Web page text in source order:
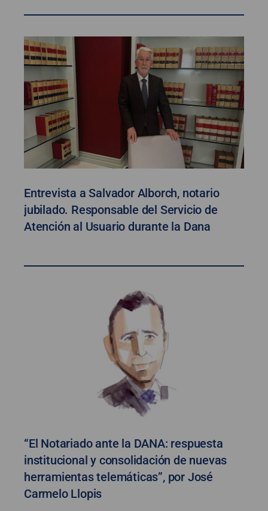
Entrevista a Salvador Alborch, notario
jubilado. Responsable del Servicio de
Atención al Usuario durante la Dana
“El Notariado ante la DANA: respuesta
institucional y consolidación de nuevas
herramientas telemáticas”, por José
Carmelo Llopis